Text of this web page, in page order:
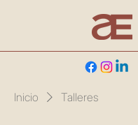
Inicio Talleres